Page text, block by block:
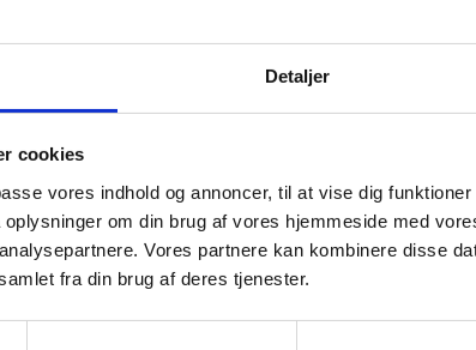
Detaljer
cookies
vores indhold og annoncer, til at vise dig
om din brug af vores hjemmeside med
Vores partnere kan kombinere disse
fra din brug af deres tjenester.